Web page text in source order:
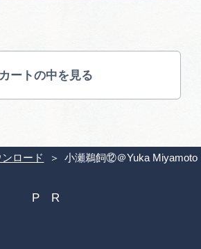
ロード 小瀬鵜飼⑫＠Yuka Miyamoto
カートの中を見る